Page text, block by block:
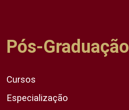
Pós-Graduação
Cursos
Especialização